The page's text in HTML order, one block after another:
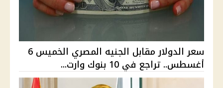
سعر الدولار مقابل الجنيه المصري الخميس 6
أغسطس.. تراجع في 10 بنوك وارت...